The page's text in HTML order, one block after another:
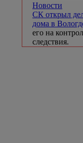
Новости
СК открыл
дома в
его на
следствия.